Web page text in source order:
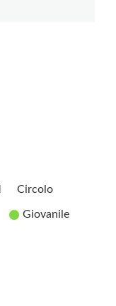
Circolo
Giovanile